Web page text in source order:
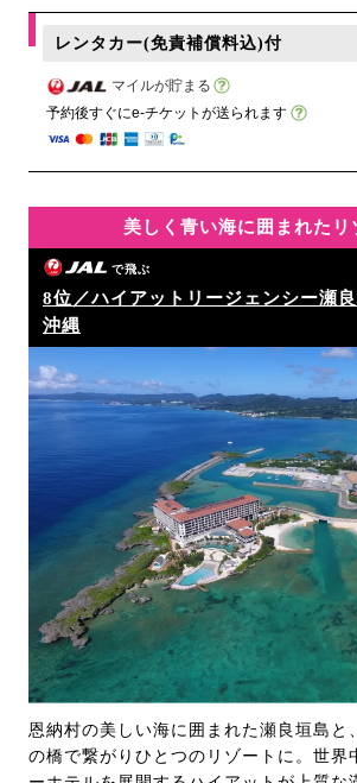
レンタカー(免責補償料込)付
マイルが貯まる
予約後すぐにe-チケットが送られます
美しく青い海に囲まれたリ
で飛ぶ
8位／ハイアットリージェンシー瀬
沖縄
恩納村の美しい海に囲まれた瀬良垣島と
の橋で繋がりひとつのリゾートに。世界